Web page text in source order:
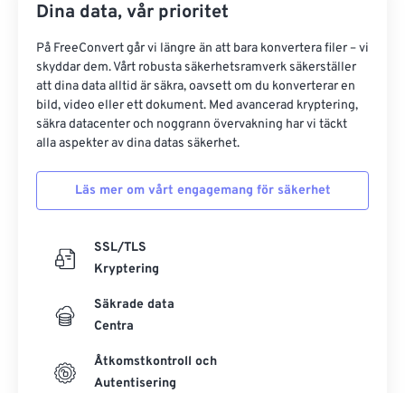
Dina data, vår prioritet
På FreeConvert går vi längre än att bara konvertera filer – vi
skyddar dem. Vårt robusta säkerhetsramverk säkerställer
att dina data alltid är säkra, oavsett om du konverterar en
bild, video eller ett dokument. Med avancerad kryptering,
säkra datacenter och noggrann övervakning har vi täckt
alla aspekter av dina datas säkerhet.
Läs mer om vårt engagemang för säkerhet
SSL/TLS
Kryptering
Säkrade data
Centra
Åtkomstkontroll och
Autentisering